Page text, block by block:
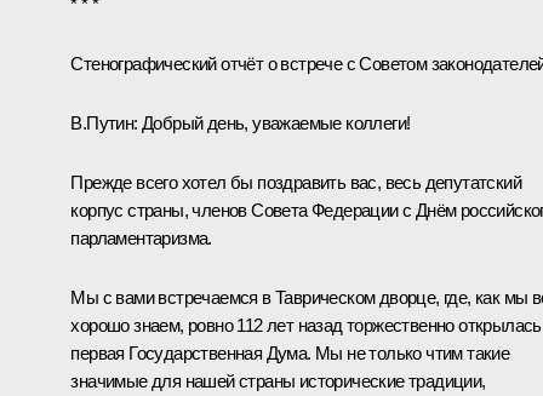
Стенографический отчёт о встрече с Советом
В.Путин: Добрый день, уважаемые коллеги!
Прежде всего хотел бы поздравить вас, весь депутатский
корпус страны, членов Совета Федерации с Днём
парламентаризма.
Мы с вами встречаемся в Таврическом дворце, где, как мы
хорошо знаем, ровно 112 лет назад торжественно открылась
первая Государственная Дума. Мы не только чтим такие
значимые для нашей страны исторические традиции,